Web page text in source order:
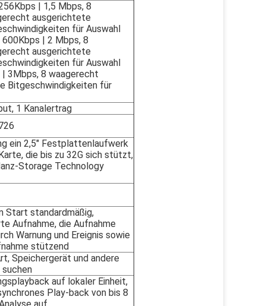
| 1,5 Mbps, 8
ausgerichtete
für Auswahl
600Kbps | 2 Mbps, 8
ausgerichtete
für Auswahl
| 3Mbps, 8 waagerecht
Bitgeschwindigkeiten für
1 Kanalertrag
ein 2,5" Festplattenlaufwerk
die bis zu 32G sich stützt,
Storage Technology
Start standardmäßig,
Aufnahme, die Aufnahme
Warnung und Ereignis sowie
stützend
Speichergerät und andere
suchen
auf lokaler Einheit,
Play-back von bis 8